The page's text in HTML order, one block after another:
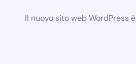
Il nuovo sito web WordPress